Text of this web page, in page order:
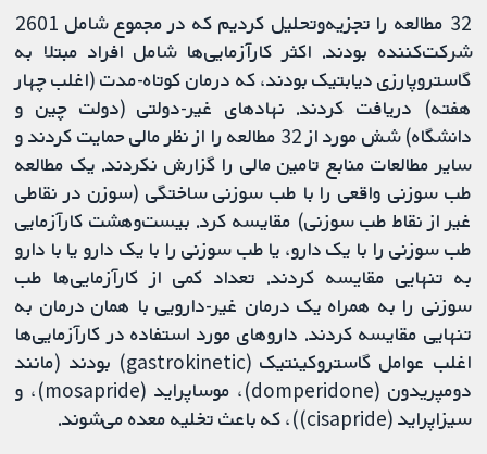
32 مطالعه را تجزیه‌و‌تحلیل کردیم که در مجموع شامل 2601
شرکت‌کننده بودند. اکثر کارآزمایی‌ها شامل افراد مبتلا به
گاستروپارزی دیابتیک بودند، که درمان کوتاه‌-مدت (اغلب چهار
هفته) دریافت کردند. نهاد‌های غیر-دولتی (دولت چین و
دانشگاه) شش مورد از 32 مطالعه را از نظر مالی حمایت کردند و
سایر مطالعات منابع تامین مالی را گزارش نکردند. یک مطالعه
طب سوزنی واقعی را با طب سوزنی ساختگی (سوزن در نقاطی
غیر از نقاط طب سوزنی) مقایسه کرد. بیست‌وهشت کارآزمایی
طب سوزنی را با یک دارو، یا طب سوزنی را با یک دارو یا با دارو
به تنهایی مقایسه کردند. تعداد کمی ‌از کارآزمایی‌ها طب
سوزنی را به همراه یک درمان غیر-دارویی با همان درمان به
تنهایی مقایسه کردند. داروهای مورد استفاده در کارآزمایی‌ها
اغلب عوامل گاستروکینتیک (gastrokinetic) بودند (مانند
دومپریدون (domperidone)، موساپراید (mosapride)، و
سیزاپراید (cisapride))، که باعث تخلیه معده می‌شوند.